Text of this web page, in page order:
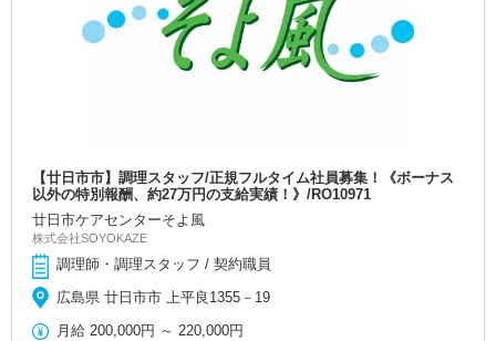
【廿日市市】調理スタッフ/正規フルタイム社員募集！《ボーナス
以外の特別報酬、約27万円の支給実績！》/RO10971
廿日市ケアセンターそよ風
株式会社SOYOKAZE
調理師・調理スタッフ / 契約職員
広島県 廿日市市 上平良1355－19
月給 200,000円 ～220,000円